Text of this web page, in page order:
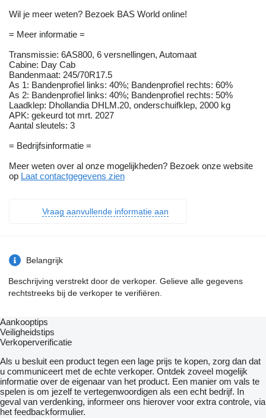
Wil je meer weten? Bezoek BAS World online!
= Meer informatie =
Transmissie: 6AS800, 6 versnellingen, Automaat
Cabine: Day Cab
Bandenmaat: 245/70R17.5
As 1: Bandenprofiel links: 40%; Bandenprofiel rechts: 60%
As 2: Bandenprofiel links: 40%; Bandenprofiel rechts: 50%
Laadklep: Dhollandia DHLM.20, onderschuifklep, 2000 kg
APK: gekeurd tot mrt. 2027
Aantal sleutels: 3
= Bedrijfsinformatie =
Meer weten over al onze mogelijkheden? Bezoek onze website
op Laat contactgegevens zien
Vraag aanvullende informatie aan
Belangrijk
Beschrijving verstrekt door de verkoper. Gelieve alle gegevens
rechtstreeks bij de verkoper te verifiëren.
Aankooptips
Veiligheidstips
Verkoperverificatie
Als u besluit een product tegen een lage prijs te kopen, zorg dan dat
u communiceert met de echte verkoper. Ontdek zoveel mogelijk
informatie over de eigenaar van het product. Een manier om vals te
spelen is om jezelf te vertegenwoordigen als een echt bedrijf. In
geval van verdenking, informeer ons hierover voor extra controle, via
het feedbackformulier.